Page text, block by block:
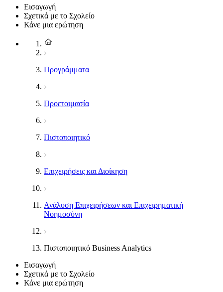
Εισαγωγή
Σχετικά με το Σχολείο
Κάνε μια ερώτηση
Προγράμματα
Προετοιμασία
Πιστοποιητικό
Επιχειρήσεις και Διοίκηση
Ανάλυση Επιχειρήσεων και Επιχειρηματική
Νοημοσύνη
Πιστοποιητικό Business Analytics
Εισαγωγή
Σχετικά με το Σχολείο
Κάνε μια ερώτηση